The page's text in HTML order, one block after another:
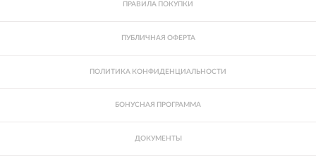
ПРАВИЛА ПОКУПКИ
ПУБЛИЧНАЯ ОФЕРТА
ПОЛИТИКА КОНФИДЕНЦИАЛЬНОСТИ
БОНУСНАЯ ПРОГРАММА
ДОКУМЕНТЫ